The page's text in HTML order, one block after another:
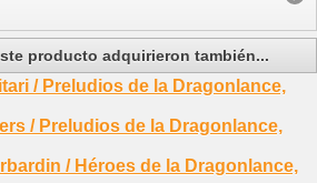
producto adquirieron también...
/ Preludios de la Dragonlance,
/ Preludios de la Dragonlance,
/ Héroes de la Dragonlance,